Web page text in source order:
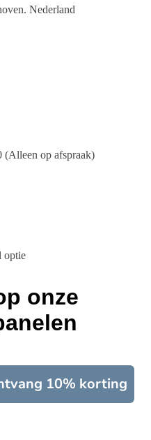
Nederland
(Alleen op afspraak)
onze
10% korting